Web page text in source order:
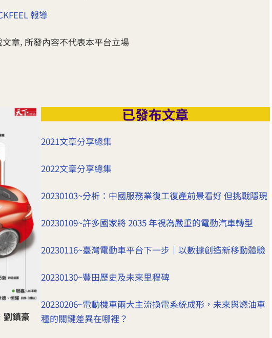
報導
章‚ 所發內容不代表本平台立場
劉鎮豪
已發布文章
2021文章分享總集
2022文章分享總集
20230103~分析：中國服務業復工復產前景看好 但挑戰隱現
20230109~許多國家將 2035 年視為嚴重的電動汽車轉型
20230116~臺灣電動車平台下一步｜以數據創造新移動體驗
20230130~豐田歷史及未來里程碑
20230206~電動機車兩大主流換電系統成形，未來與燃油車
種的關鍵差異在哪裡？